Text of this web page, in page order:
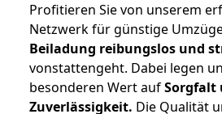
Profitieren Sie von unserem
Netzwerk für günstige
Beiladung reibungslos und
vonstattengeht. Dabei legen
besonderen Wert aufSorgfalt
Zuverlässigkeit. Die Qualität